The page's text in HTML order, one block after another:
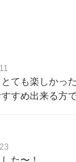
ても楽しかっ
すめ出来る方で